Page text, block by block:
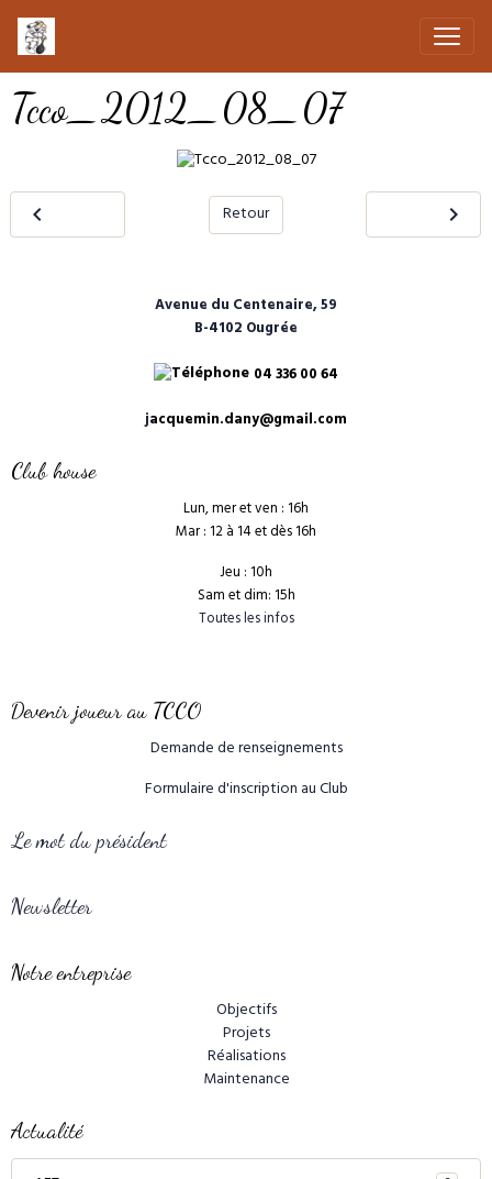
Tcco_2012_08_07
Retour
Avenue du Centenaire, 59
B-4102 Ougrée
04 336 00 64
jacquemin.dany@gmail.com
Club house
Lun, mer et ven : 16h
Mar : 12 à 14 et dès 16h
Jeu : 10h
Sam et dim: 15h
Toutes les infos
Devenir joueur au TCCO
Demande de renseignements
Formulaire d'inscription au Club
Le mot du président
Newsletter
Notre entreprise
Objectifs
Projets
Réalisations
Maintenance
Actualité